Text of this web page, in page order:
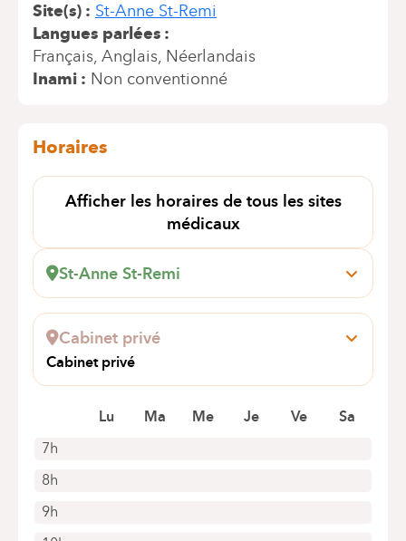
Site(s)
St-Anne St-Remi
Langues parlées
Français Anglais Néerlandais
Inami
Non conventionné
Horaires
Afficher les horaires de tous les sites
médicaux
St-Anne St-Remi
Boulevard Jules Graindor, 66
1070 Anderlecht
+32 2 434 31 11
Rendez-vous uniquement par téléphone
Cabinet privé
Cabinet privé
Chaussée d'Alsemberg 617
7h
8h
9h
Lu Ma Me Je Ve Sa